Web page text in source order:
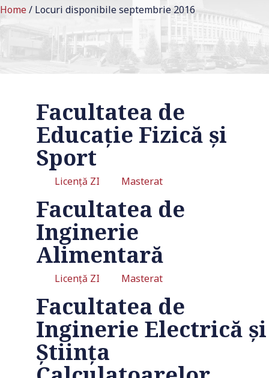
Home/ Locuri disponibile septembrie 2016
Facultatea de
Educație Fizică și
Sport
Licență ZI Masterat
Facultatea de
Inginerie
Alimentară
Licență ZI Masterat
Facultatea de
Inginerie Electrică și
Ştiința